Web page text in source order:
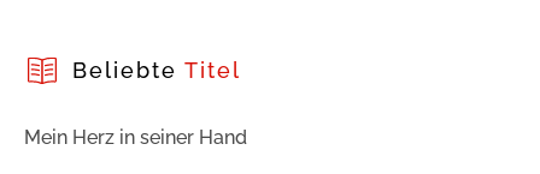
Beliebte Titel
Mein Herz in seiner Hand